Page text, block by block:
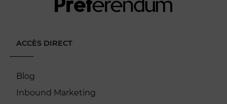
ACCÈS DIRECT
Blog
Inbound Marketing